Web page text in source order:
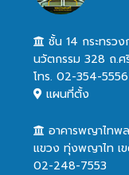
ชั้น 14 กระทรว
นวัตกรรม 328 ถ.ศ
โทร. 02-354-5556
แผนที่ตั้ง
อาคารพญาไทพ
แขวง ทุ่งพญาไท เ
02-248-7553